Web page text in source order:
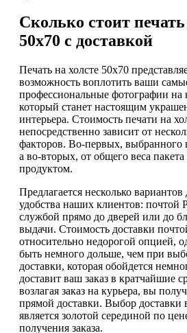
Сколько стоит печать
50х70 с доставкой
Печать на холсте 50х70
возможность воплотить ваши
профессиональные фотографии на
который станет настоящим
интерьера. Стоимость печати на
непосредственно зависит от
факторов. Во-первых, выбранного
а во-вторых, от общего веса
продуктом.
Предлагается несколько вариантов
удобства наших клиентов: почтой
службой прямо до дверей или до
выдачи. Стоимость доставки
относительно недорогой опцией,
быть немного дольше, чем при
доставки, которая обойдется
доставит ваш заказ в кратчайшие
возлагая заказ на курьера, вы
прямой доставки. Выбор доставки
является золотой серединой по
получения заказа.